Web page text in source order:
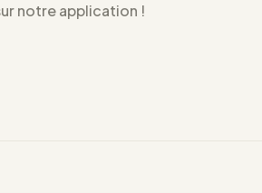
notre application !